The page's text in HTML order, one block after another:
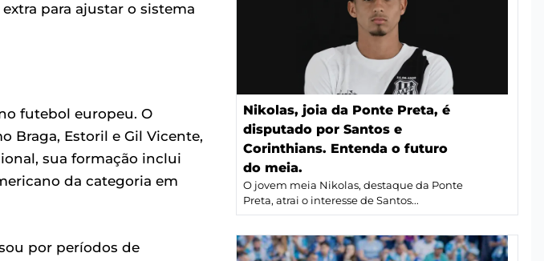
para ajustar o sistema
futebol europeu. O
Braga, Estoril e Gil Vicente,
sua formação inclui
da categoria em
por períodos de
Nikolas, joia da Ponte Preta, é
disputado por Santos e
Corinthians. Entenda o futuro
do meia.
O jovem meia Nikolas, destaque da Ponte
Preta, atrai o interesse de Santos...